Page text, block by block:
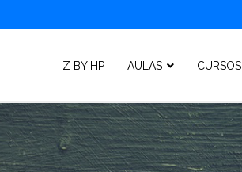
Z BY HP AULAS CURSOS